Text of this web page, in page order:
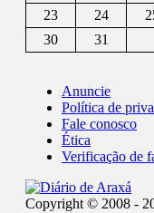
23
24
30
31
Anuncie
Política de
Fale conosco
Ética
Verificação de
Copyright © 2008 -